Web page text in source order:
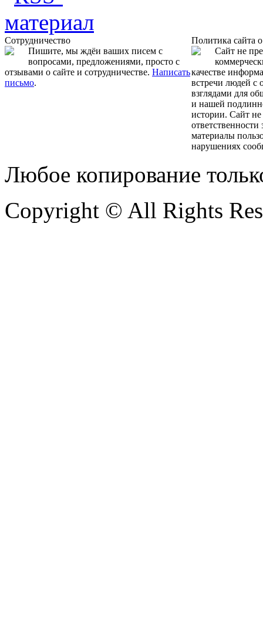
Сотрудничество
Пишите, мы ждёи ваших писем с
вопросами, предложениями, просто с
отзывами о сайте и сотрудничестве. Написать
письмо.
Политика сайта
Сайт не
качестве
встречи людей с
взглядами для
и нашей
истории. Сайт не
материалы
нарушениях
Любое копирование
Copyright © All Rights